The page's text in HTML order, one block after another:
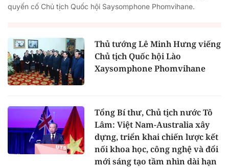
quyến cố Chủ tịch Quốc hội Saysomphone Phomvihane.
Thủ tướng Lê Minh Hưng viếng
Chủ tịch Quốc hội Lào
Xaysomphone Phomvihane
Tổng Bí thư, Chủ tịch nước Tô
Lâm: Việt Nam-Australia xây
dựng, triển khai chiến lược kết
nối khoa học, công nghệ và đổi
mới sáng tạo tầm nhìn dài hạn